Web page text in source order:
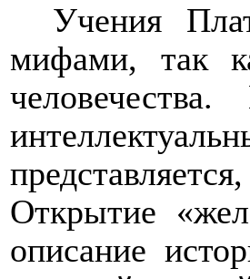
Учения
мифами, так
Открытие
описание